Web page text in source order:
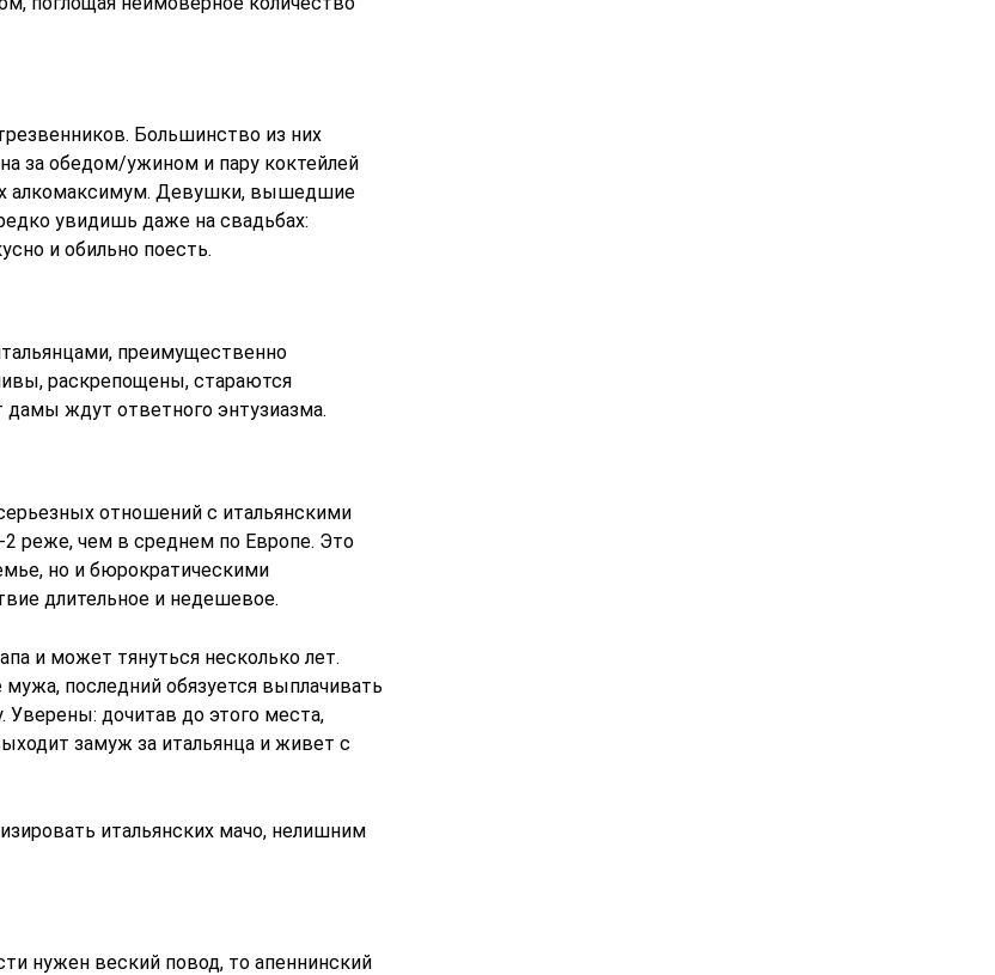
Большинство из них
за обедом/ужином и пару коктейлей
алкомаксимум. Девушки, вышедшие
увидишь даже на свадьбах:
и обильно поесть.
преимущественно
раскрепощены, стараются
ждут ответного энтузиазма.
отношений с итальянскими
2 реже, чем в среднем по Европе. Это
но и бюрократическими
длительное и недешевое.
и может тянуться несколько лет.
последний обязуется выплачивать
Уверены: дочитав до этого места,
замуж за итальянца и живет с
итальянских мачо, нелишним
нужен веский повод, то апеннинский